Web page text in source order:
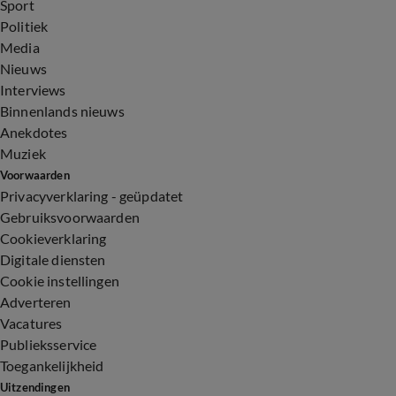
Sport
Politiek
Media
Nieuws
Interviews
Binnenlands nieuws
Anekdotes
Muziek
Voorwaarden
Privacyverklaring - geüpdatet
Gebruiksvoorwaarden
Cookieverklaring
Digitale diensten
Cookie instellingen
Adverteren
Vacatures
Publieksservice
Toegankelijkheid
Uitzendingen